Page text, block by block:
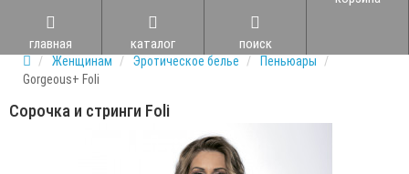
главная каталог поиск
Женщинам Эротическое белье
Пеньюары
Gorgeous+ Foli
Сорочка и стринги Foli